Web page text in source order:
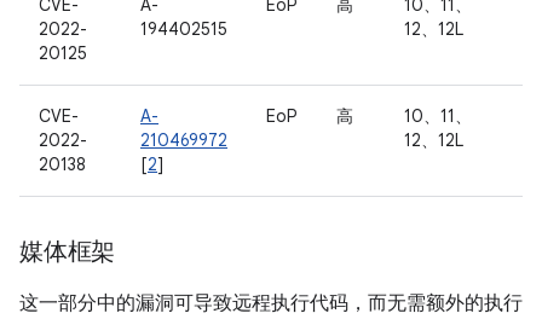
CVE-
2022-
20125
A-
194402515
EoP 高
10、11、
12、12L
CVE-
2022-
20138
A-
210469972
[2]
EoP 高
10、11、
12、12L
媒体框架
这一部分中的漏洞可导致远程执行代码，而无需额外的执行